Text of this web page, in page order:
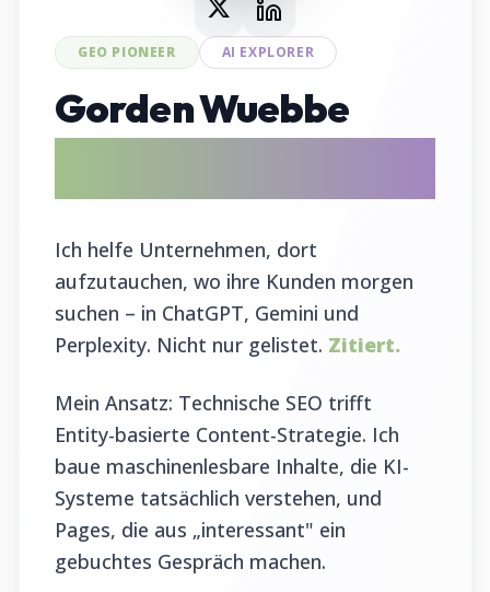
GEO PIONEER AI EXPLORER
Gorden Wuebbe
Ich helfe Unternehmen, dort
aufzutauchen, wo ihre Kunden morgen
suchen – in ChatGPT, Gemini und
Perplexity. Nicht nur gelistet. Zitiert.
Mein Ansatz: Technische SEO trifft
Entity-basierte Content-Strategie. Ich
baue maschinenlesbare Inhalte, die KI-
Systeme tatsächlich verstehen, und
Pages, die aus „interessant" ein
gebuchtes Gespräch machen.